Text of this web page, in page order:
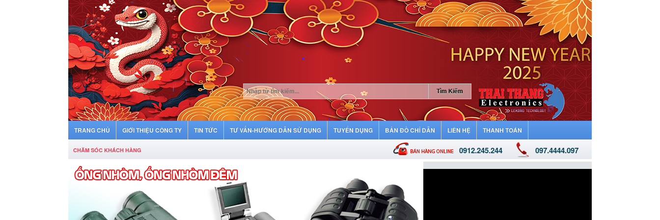
TRANG CHỦ GIỚI THIỆU CÔNG TY TIN TỨC TƯ VẤN-HƯỚNG DẪN SỬ DỤNG TUYỂN DỤNG BẢN ĐỒ CHỈ DẪN LIÊN HỆ THANH TOÁN
CHĂM SÓC KHÁCH HÀNG 0912.245.244 097.4444.097